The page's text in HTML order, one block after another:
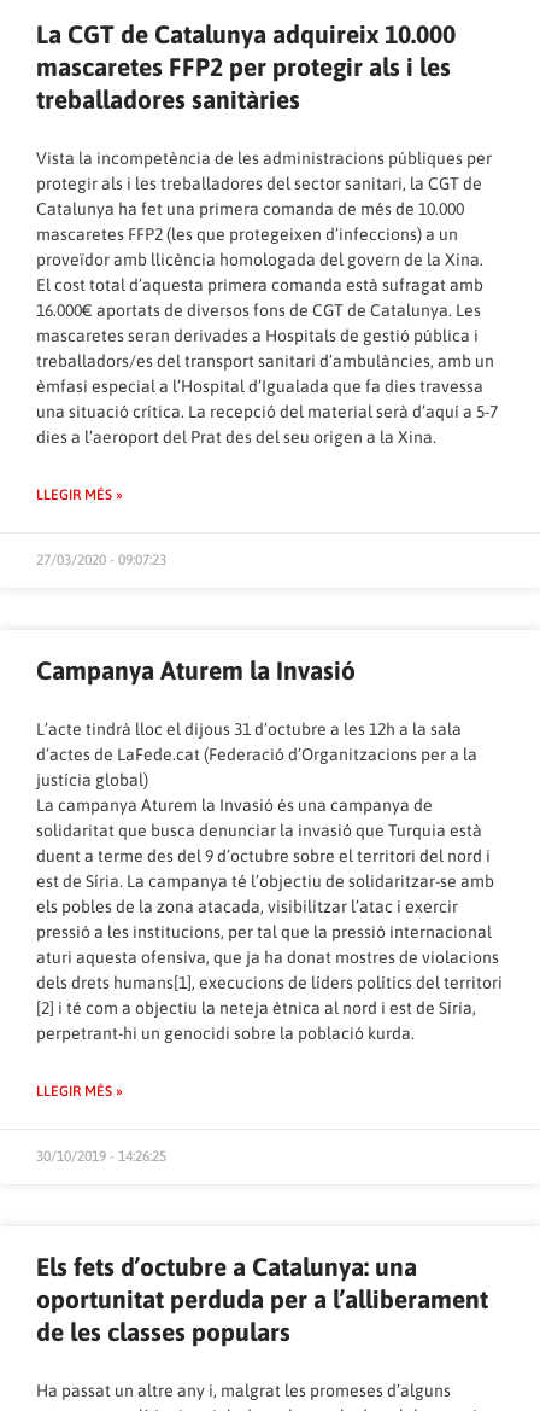
La CGT de Catalunya adquireix 10.000
mascaretes FFP2 per protegir als i les
treballadores sanitàries
Vista la incompetència de les administracions públiques per
protegir als i les treballadores del sector sanitari, la CGT de
Catalunya ha fet una primera comanda de més de 10.000
mascaretes FFP2 (les que protegeixen d’infeccions) a un
proveïdor amb llicència homologada del govern de la Xina.
El cost total d’aquesta primera comanda està sufragat amb
16.000€ aportats de diversos fons de CGT de Catalunya. Les
mascaretes seran derivades a Hospitals de gestió pública i
treballadors/es del transport sanitari d’ambulàncies, amb un
èmfasi especial a l’Hospital d’Igualada que fa dies travessa
una situació crítica. La recepció del material serà d’aquí a 5-7
dies a l’aeroport del Prat des del seu origen a la Xina.
LLEGIR MÉS »
27/03/2020 - 09:07:23
Campanya Aturem la Invasió
L’acte tindrà lloc el dijous 31 d’octubre a les 12h a la sala
d’actes de LaFede.cat (Federació d’Organitzacions per a la
justícia global)
La campanya Aturem la Invasió és una campanya de
solidaritat que busca denunciar la invasió que Turquia està
duent a terme des del 9 d’octubre sobre el territori del nord i
est de Síria. La campanya té l’objectiu de solidaritzar-se amb
els pobles de la zona atacada, visibilitzar l’atac i exercir
pressió a les institucions, per tal que la pressió internacional
aturi aquesta ofensiva, que ja ha donat mostres de violacions
dels drets humans[1], execucions de líders polítics del territori
[2] i té com a objectiu la neteja ètnica al nord i est de Síria,
perpetrant-hi un genocidi sobre la població kurda.
LLEGIR MÉS »
30/10/2019 - 14:26:25
Els fets d’octubre a Catalunya: una
oportunitat perduda per a l’alliberament
de les classes populars
Ha passat un altre any i, malgrat les promeses d’alguns